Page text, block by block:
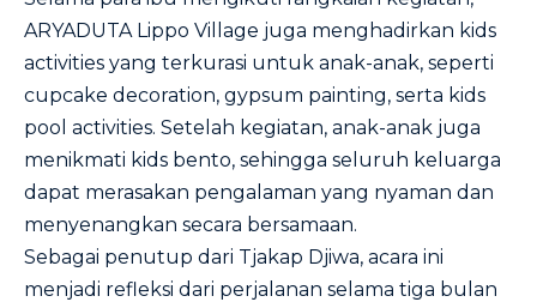
ARYADUTA Lippo Village juga menghadirkan kids
activities yang terkurasi untuk anak-anak, seperti
cupcake decoration, gypsum painting, serta kids
pool activities. Setelah kegiatan, anak-anak juga
menikmati kids bento, sehingga seluruh keluarga
dapat merasakan pengalaman yang nyaman dan
menyenangkan secara bersamaan.
Sebagai penutup dari Tjakap Djiwa, acara ini
menjadi refleksi dari perjalanan selama tiga bulan